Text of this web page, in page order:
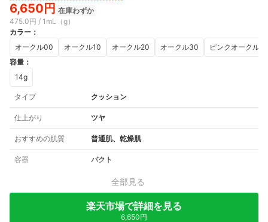
6,650円 在庫わずか
475.0円 / 1mL（g）
カラー ：
オークル00
オークル10 オークル20 オークル30
ピンクオークル
容量 ：
14g
タイプ クッション
仕上がり ツヤ
おすすめの肌質 普通肌、乾燥肌
容器 パクト
全部見る
楽天市場で詳細を見る
6,650円